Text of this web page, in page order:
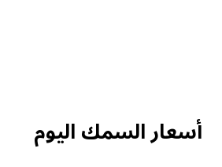
أسعار السمك اليوم